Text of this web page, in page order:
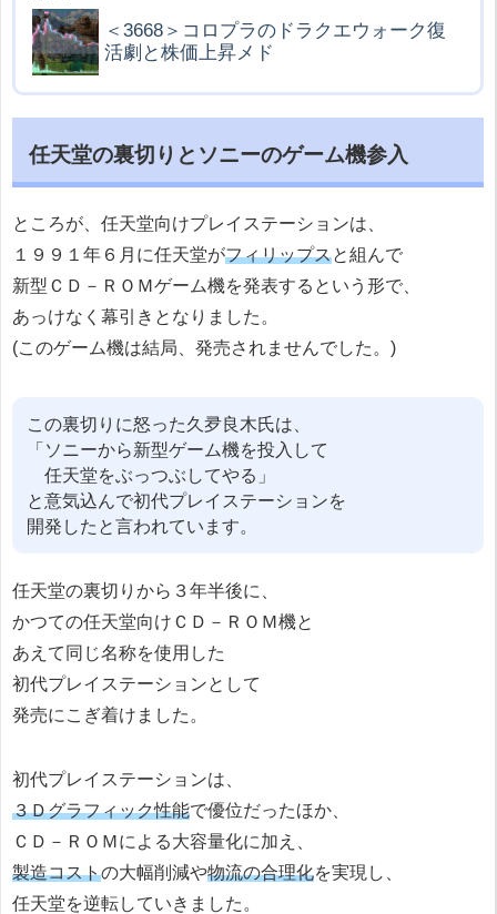
＜3668＞コロプラのドラクエウォーク復
活劇と株価上昇メド
任天堂の裏切りとソニーのゲーム機参入
ところが、任天堂向けプレイステーションは、
１９９１年６月に任天堂がフィリップスと組んで
新型ＣＤ－ＲＯＭゲーム機を発表するという形で、
あっけなく幕引きとなりました。
(このゲーム機は結局、発売されませんでした。)
この裏切りに怒った久夛良木氏は、
「ソニーから新型ゲーム機を投入して
任天堂をぶっつぶしてやる」
と意気込んで初代プレイステーションを
開発したと言われています。
任天堂の裏切りから３年半後に、
かつての任天堂向けＣＤ－ＲＯＭ機と
あえて同じ名称を使用した
初代プレイステーションとして
発売にこぎ着けました。
初代プレイステーションは、
３Ｄグラフィック性能で優位だったほか、
ＣＤ－ＲＯＭによる大容量化に加え、
製造コストの大幅削減や物流の合理化を実現し、
任天堂を逆転していきました。